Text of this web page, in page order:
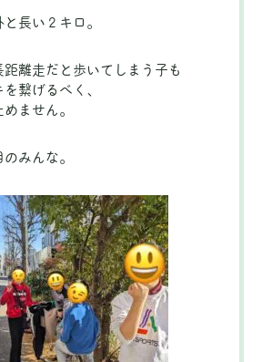
長い２キロ。
離走だと歩いてしまう子も
繋げるべく、
ません。
みんな。